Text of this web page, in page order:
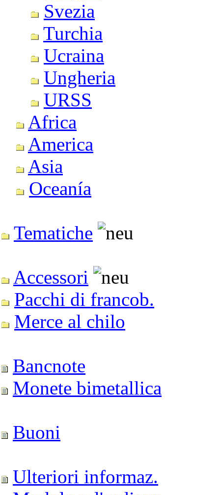
Svezia
Turchia
Ucraina
Ungheria
URSS
Africa
America
Asia
Oceanía
Tematiche
Accessori
Pacchi di francob.
Merce al chilo
Bancnote
Monete bimetallica
Buoni
Ulteriori informaz.